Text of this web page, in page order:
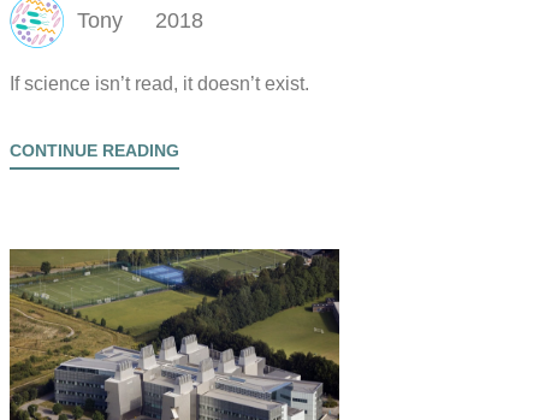
Tony 2018
If science isn’t read, it doesn’t exist.
CONTINUE READING